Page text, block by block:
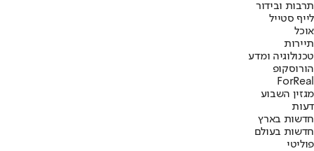
תרבות ובידור
לייף סטייל
אוכל
תיירות
טכנולוגיה ומדע
הורוסקופ
ForReal
מגזין השבוע
דעות
חדשות בארץ
חדשות בעולם
פוליטי